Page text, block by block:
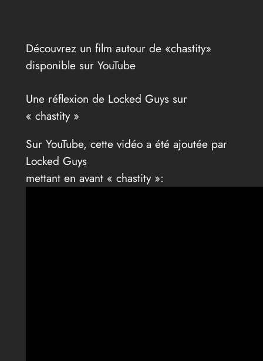
Découvrez un film autour de «chastity»
disponible sur YouTube
Une réflexion de Locked Guys sur
« chastity »
Sur YouTube, cette vidéo a été ajoutée par
Locked Guys
mettant en avant « chastity »: